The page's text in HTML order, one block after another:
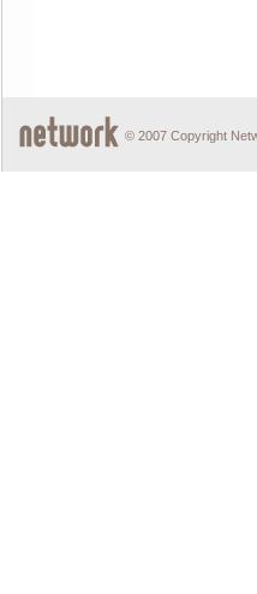
© 2007 Copyright